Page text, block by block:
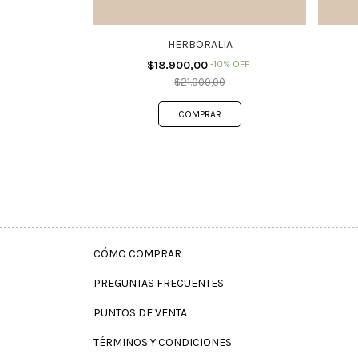
HERBORALIA
$18.900,00-10% OFF
$21.000,00
CÓMO COMPRAR
PREGUNTAS FRECUENTES
PUNTOS DE VENTA
TÉRMINOS Y CONDICIONES